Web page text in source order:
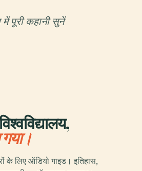
में पूरी कहानी सुनें
के लिए ऑडियो गाइड। इतिहास,